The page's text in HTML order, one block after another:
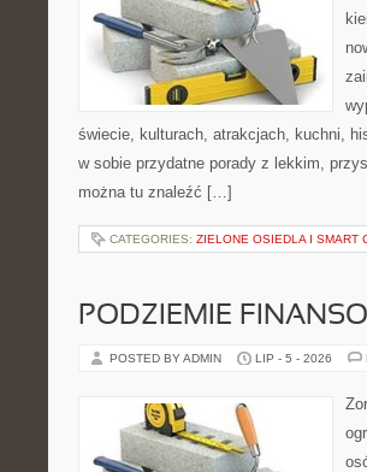
świecie, kulturach, atrakcjach, kuchni,
w sobie przydatne porady z lekkim,
można tu znaleźć […]
CATEGORIES: ZIELONE OSIEDLA I SMART
PODZIEMIE
POSTED BY ADMIN LIP - 5 - 2026